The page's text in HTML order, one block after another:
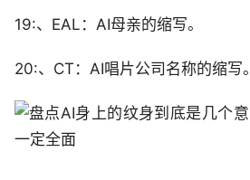
19:、EAL：AI母亲的缩写。
20:、CT：AI唱片公司名称的缩写。